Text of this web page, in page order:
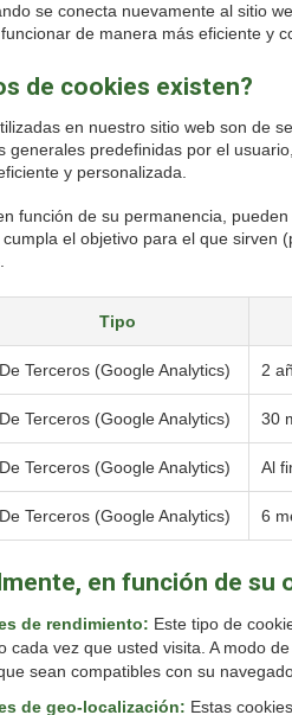
se conecta nuevamente al sitio
de manera más eficiente y
de cookies existen?
en nuestro sitio web son de
generales predefinidas por el
y personalizada.
función de su permanencia,
el objetivo para el que sirven
Tipo
De Terceros (Google Analytics) 2
De Terceros (Google Analytics) 30
De Terceros (Google Analytics) Al
De Terceros (Google Analytics) 6
en función de su
de rendimiento: Este tipo de
cada vez que usted visita. A modo
sean compatibles con su
de geo-localización: Estas